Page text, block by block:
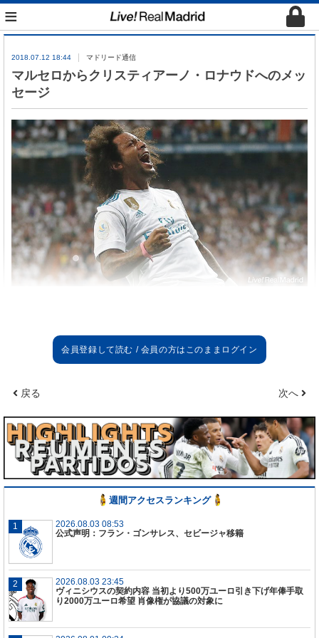
≡
2018.07.12 18:44 マドリード通信
マルセロからクリスティアーノ・ロナウドへのメッ
セージ
こんな日が来るなんて思ってもいなかったって誓う
あることを願っているよ。
約10年君の側にいた。10年、喜び、良いサッカー、
勝利と敗戦、素晴らしい瞬間が詰まった10年だっ
た！
君からたくさんのことを学んだよ、アスリートの中
でもそのサッカーに取り組む姿勢は1番凄いものだっ
た。
君と素晴らしい家族に全ての祝福があることを！
今日、試合前二人で話し合っていたことがもうない
かと思うと寂しい。
結果を当てた時、決勝を戦う時、君の経験で落ち着
戻る 次へ
週間アクセスランキング
2026.08.03 08:53
公式声明：フラン・ゴンサレス、セビージャ移籍
2026.08.03 23:45
ヴィニシウスの契約内容 当初より500万ユーロ引き下げ年俸手取
り2000万ユーロ希望 肖像権が協議の対象に